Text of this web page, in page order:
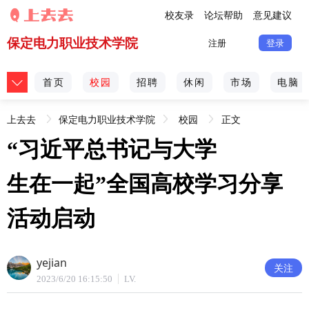
校友录 论坛帮助 意见建议
保定电力职业技术学院 注册 登录
首页 校园 招聘 休闲 市场 电脑
上去去 保定电力职业技术学院 校园
正文
“习近平总书记与大学
生在一起”全国高校学习分享
活动启动
yejian
2023/6/20 16:15:50 LV.
关注